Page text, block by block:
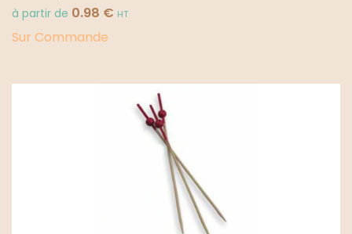
à partir de 0.98 € HT
Sur Commande